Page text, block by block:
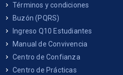
Términos y condiciones
Buzón (PQRS)
Ingreso Q10 Estudiantes
Manual de Convivencia
Centro de Confianza
Centro de Prácticas